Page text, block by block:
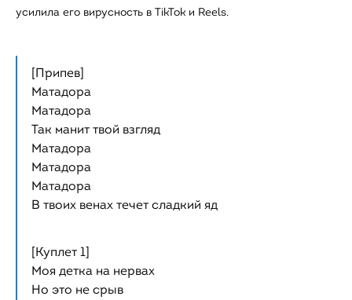
усилила его вирусность в TikTok и Reels.
[Припев]
Матадора
Матадора
Так манит твой взгляд
Матадора
Матадора
Матадора
В твоих венах течет сладкий яд
[Куплет 1]
Моя детка на нервах
Но это не срыв